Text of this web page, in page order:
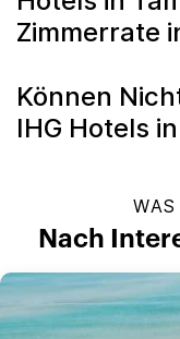
Zimmerrate
Können
IHG Hotels
Nach